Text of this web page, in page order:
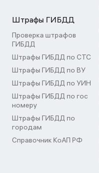
Штрафы ГИБДД
Проверка штрафов
ГИБДД
Штрафы ГИБДД по СТС
Штрафы ГИБДД по ВУ
Штрафы ГИБДД по УИН
Штрафы ГИБДД по гос
номеру
Штрафы ГИБДД по
городам
Справочник КоАП РФ